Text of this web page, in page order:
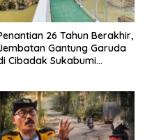
26 Tahun Berakhir,
Gantung Garuda
Cibadak Sukabumi